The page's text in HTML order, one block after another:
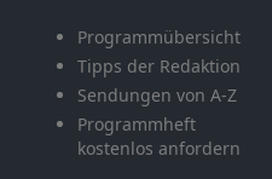
Programmübersicht
Tipps der Redaktion
Sendungen von A-Z
Programmheft
kostenlos anfordern